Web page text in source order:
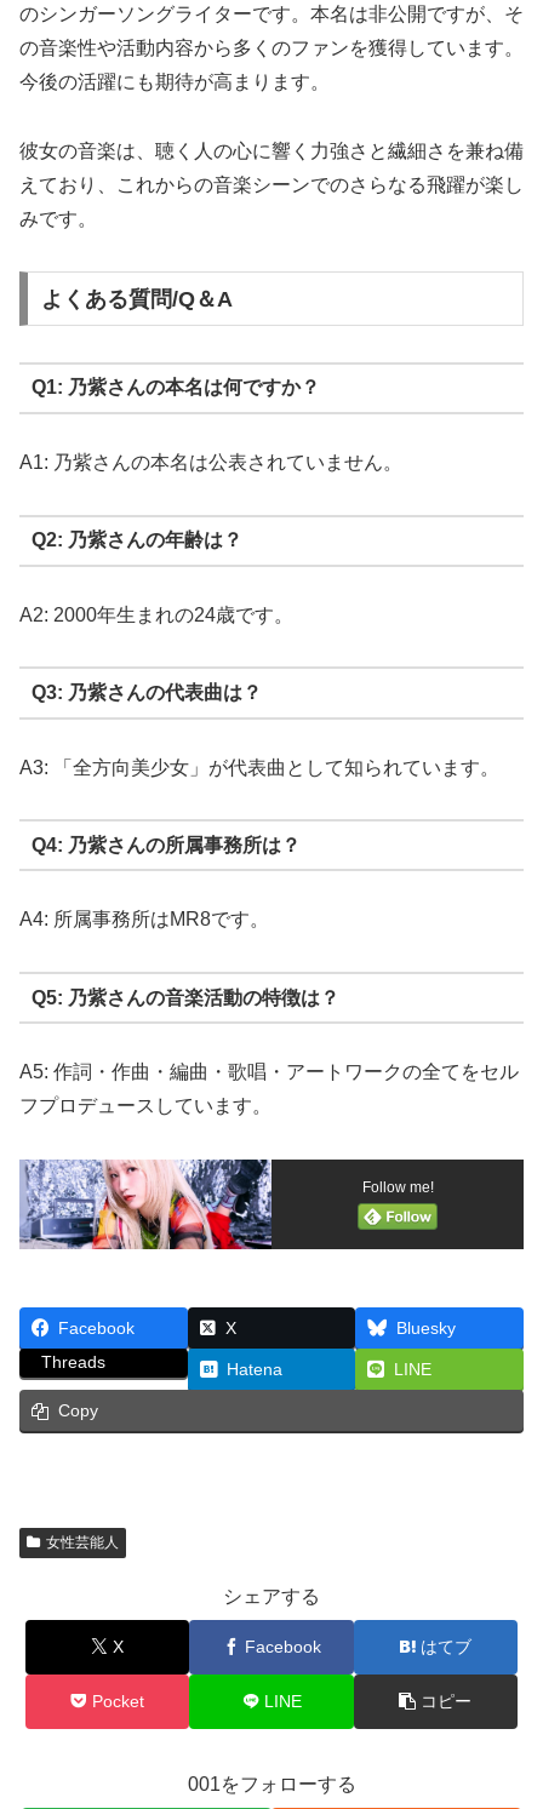
のシンガーソングライターです。本名は非公開ですが、そ
の音楽性や活動内容から多くのファンを獲得しています。
今後の活躍にも期待が高まります。
彼女の音楽は、聴く人の心に響く力強さと繊細さを兼ね備
えており、これからの音楽シーンでのさらなる飛躍が楽し
みです。
よくある質問/Q＆A
Q1: 乃紫さんの本名は何ですか？
A1: 乃紫さんの本名は公表されていません。
Q2: 乃紫さんの年齢は？
A2: 2000年生まれの24歳です。
Q3: 乃紫さんの代表曲は？
A3: 「全方向美少女」が代表曲として知られています。
Q4: 乃紫さんの所属事務所は？
A4: 所属事務所はMR8です。
Q5: 乃紫さんの音楽活動の特徴は？
A5: 作詞・作曲・編曲・歌唱・アートワークの全てをセル
フプロデュースしています。
Follow me!
Facebook X
Bluesky
Threads
Hatena LINE
Copy
女性芸能人
シェアする
X Facebook はてブ
Pocket LINE コピー
001をフォローする